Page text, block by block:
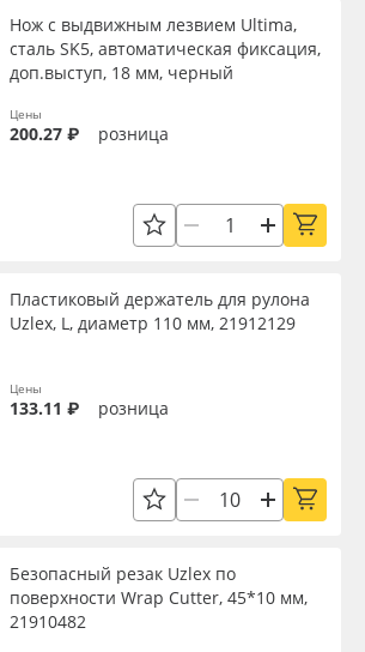
Нож с выдвижным лезвием Ultima,
сталь SK5, автоматическая фиксация,
доп.выступ, 18 мм, черный
Цены
200.27 ₽ розница
Пластиковый держатель для рулона
Uzlex, L, диаметр 110 мм, 21912129
Цены
133.11 ₽ розница
Безопасный резак Uzlex по
поверхности Wrap Cutter, 45*10 мм,
21910482